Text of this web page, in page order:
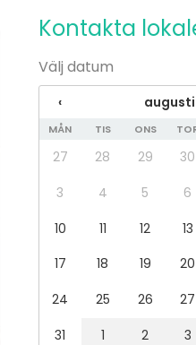
Kontakta
Välj datum
‹
MÅN TIS ONS
27 28 29 30
3
4 5 6
10
11 12 13
17
18 19 20
24
25 26 27
31
1 2 3